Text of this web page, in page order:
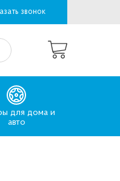
звонок
для дома и
авто